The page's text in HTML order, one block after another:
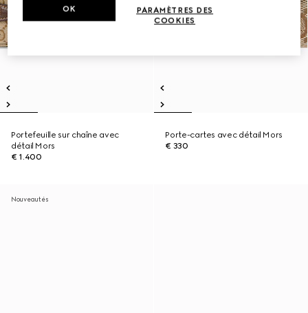
Portefeuille sur chaîne avec
détail Mors
€ 1.400
Porte-cartes avec détail Mors
€ 330
Nouveautés
PARAMÈTRES DES
COOKIES
OK